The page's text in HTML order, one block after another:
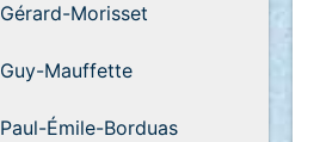
Gérard-Morisset
Guy-Mauffette
Paul-Émile-Borduas